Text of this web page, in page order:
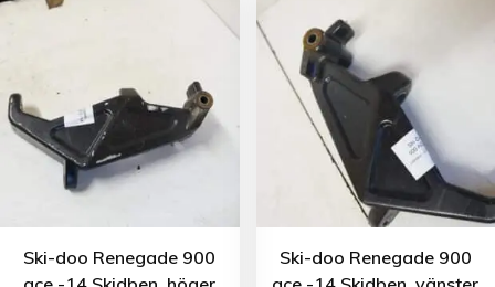
Ski-doo Renegade 900
Ski-doo Renegade 900